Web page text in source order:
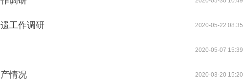
2020-05-22 08:35
工作调研
2020-05-07 15:39
2020-03-20 15:20
情况